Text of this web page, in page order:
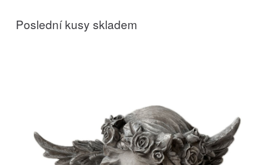
Poslední kusy skladem